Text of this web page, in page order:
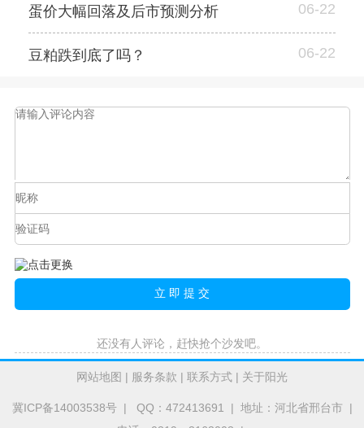
蛋价大幅回落及后市预测分析 06-22
豆粕跌到底了吗？ 06-22
还没有人评论，赶快抢个沙发吧。
网站地图 | 服务条款 | 联系方式 | 关于阳光
冀ICP备14003538号| QQ：472413691 | 地址：河北省邢台市 |